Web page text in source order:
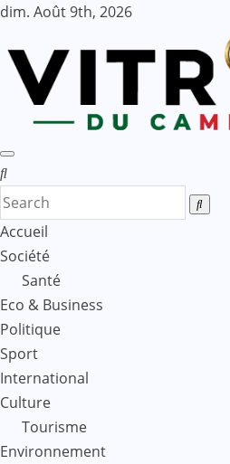
Skip
content
dim. Août 9th, 2026
Accueil
Société
Santé
Eco & Business
Politique
Sport
International
Culture
Tourisme
Environnement